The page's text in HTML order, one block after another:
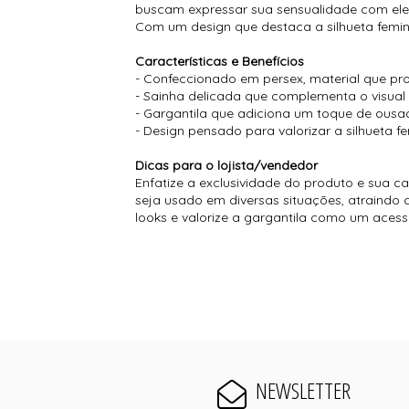
buscam expressar sua sensualidade com
Com um design que destaca a silhueta
Características e Benefícios
- Confeccionado em persex, material que
- Sainha delicada que complementa o
- Gargantila que adiciona um toque de
- Design pensado para valorizar a silhueta
Dicas para o lojista/vendedor
Enfatize a exclusividade do produto e sua
seja usado em diversas situações,
looks e valorize a gargantila como um
NEWSLETTER